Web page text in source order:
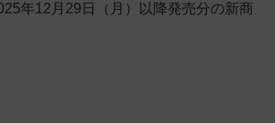
年12月29日（月）以降発売分の新商